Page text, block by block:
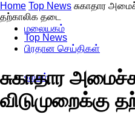
மலையகம்
உலகம்
Home Top News சுகாதார
தற்காலிக தடை
Top News
பிரதான செய்திகள்
சுகாதார
விடுமுறைக்கு